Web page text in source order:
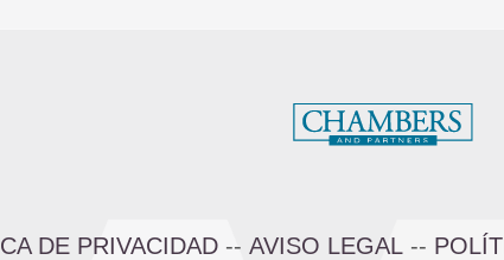
DE PRIVACIDAD-- AVISO LEGAL--